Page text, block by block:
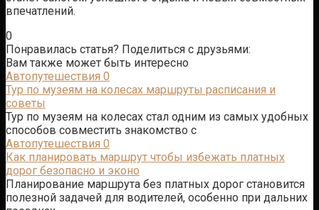
впечатлений.
0
Понравилась статья? Поделиться с друзьями:
Вам также может быть интересно
Автопутешествия 0
Тур по музеям на колесах маршруты расписания и
советы
Тур по музеям на колесах стал одним из самых удобных
способов совместить знакомство с
Автопутешествия 0
Как планировать маршрут чтобы избежать платных
дорог безопасно и эконо
Планирование маршрута без платных дорог становится
полезной задачей для водителей, особенно при дальних